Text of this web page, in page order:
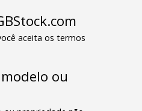
aceita os termos
ou